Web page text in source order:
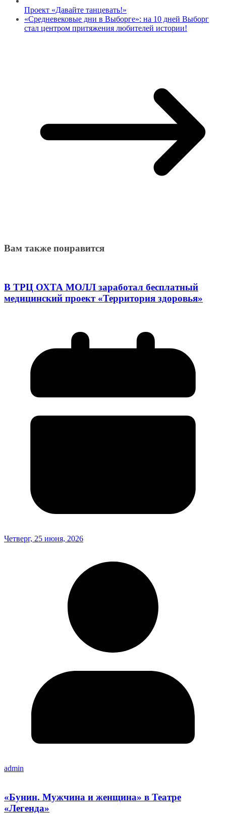
Проект «Давайте танцевать!»
«Средневековые дни в Выборге»: на 10 дней Выборг
стал центром притяжения любителей истории!
Вам также понравится
В ТРЦ ОХТА МОЛЛ заработал бесплатный
медицинский проект «Территория здоровья»
Четверг, 25 июня, 2026
admin
«Бунин. Мужчина и женщина» в Театре
«Легенда»